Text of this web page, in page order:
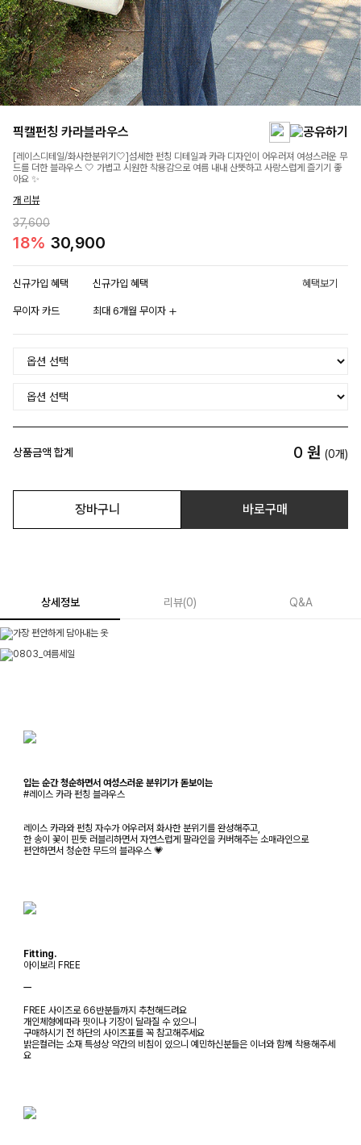
픽캘펀칭 카라블라우스
[레이스디테일/화사한분위기🤍]섬세한 펀칭 디테일과 카라 디자인이 어우러져 여성스러운 무
드를 더한 블라우스 🤍 가볍고 시원한 착용감으로 여름 내내 산뜻하고 사랑스럽게 즐기기 좋
아요 ✨
개 리뷰
37,600
18% 30,900
신규가입 혜택 신규가입 혜택 혜택보기
무이자 카드 최대 6개월 무이자
상품금액 합계 0 원 (0개)
장바구니 바로구매
상세정보 리뷰(0) Q&A
입는 순간 청순하면서 여성스러운 분위기가 돋보이는
#레이스 카라 펀칭 블라우스
레이스 카라와 펀칭 자수가 어우러져 화사한 분위기를 완성해주고,
한 송이 꽃이 핀듯 러블리하면서 자연스럽게 팔라인을 커버해주는 소매라인으로
편안하면서 청순한 무드의 블라우스 💗
Fitting.
아이보리 FREE
ㅡ
FREE 사이즈로 66반분들까지 추천해드려요
개인체형에따라 핏이나 기장이 달라질 수 있으니
구매하시기 전 하단의 사이즈표를 꼭 참고해주세요
밝은컬러는 소재 특성상 약간의 비침이 있으니 예민하신분들은 이너와 함께 착용해주세
요